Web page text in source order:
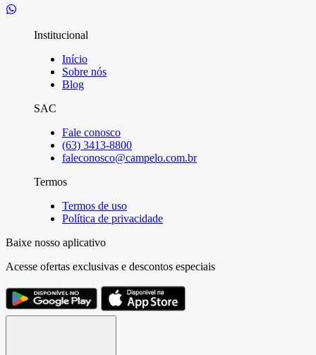
Institucional
Início
Sobre nós
Blog
SAC
Fale conosco
(63) 3413-8800
faleconosco@campelo.com.br
Termos
Termos de uso
Política de privacidade
Baixe nosso aplicativo
Acesse ofertas exclusivas e descontos especiais